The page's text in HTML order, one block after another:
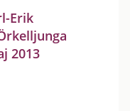
Erik
2013